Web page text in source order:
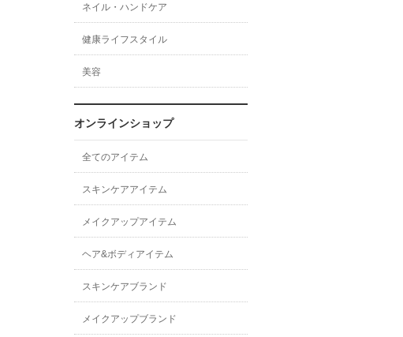
ネイル・ハンドケア
健康ライフスタイル
美容
オンラインショップ
全てのアイテム
スキンケアアイテム
メイクアップアイテム
ヘア&ボディアイテム
スキンケアブランド
メイクアップブランド